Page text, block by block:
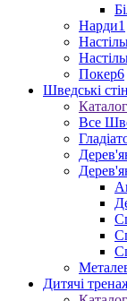
Нарди1
Покер6
Шведські
Каталог
Все
Дитячі